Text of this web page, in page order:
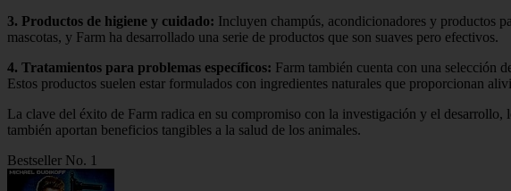
3. Productos de higiene y cuidado: Incluyen champús, acondicionadores y productos
mascotas, y Farm ha desarrollado una serie de productos que son suaves pero efectivos.
4. Tratamientos para problemas específicos: Farm también cuenta con una selección
Estos productos suelen estar formulados con ingredientes naturales que proporcionan
La clave del éxito de Farm radica en su compromiso con la investigación y el
también aportan beneficios tangibles a la salud de los animales.
Bestseller No. 1